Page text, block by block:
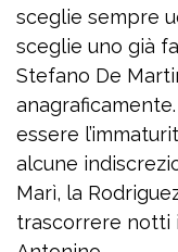
sceglie sempre
sceglie uno già
Stefano De
essere
alcune
Marì, la
trascorrere notti